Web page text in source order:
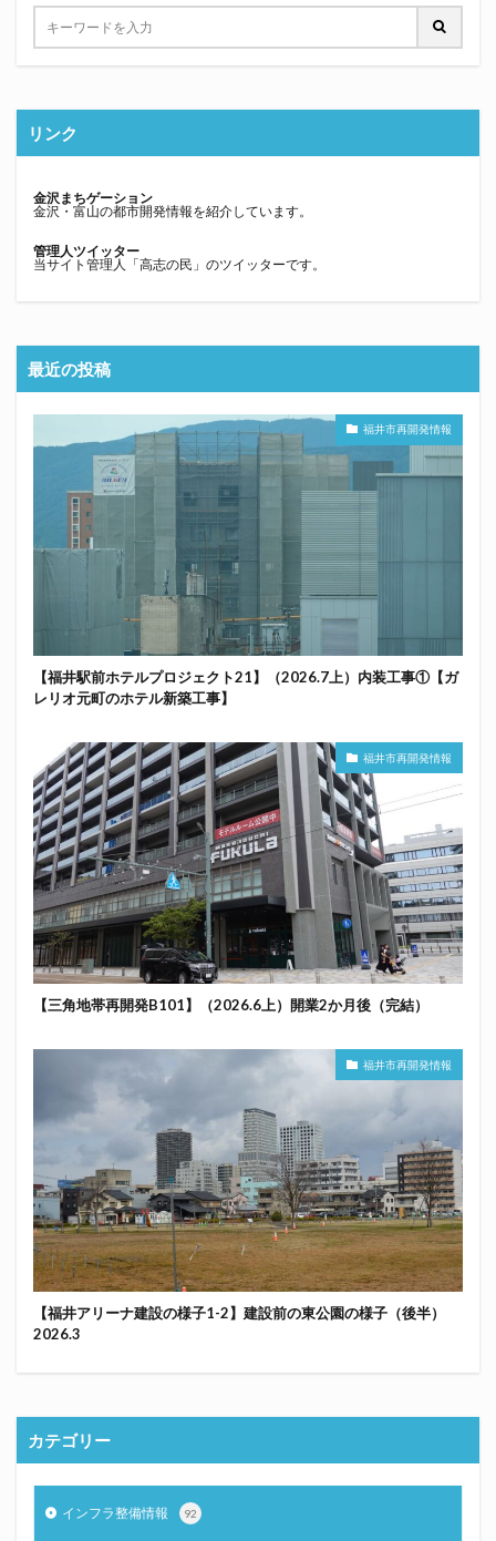
リンク
金沢まちゲーション
金沢・富山の都市開発情報を紹介しています。
管理人ツイッター
当サイト管理人「高志の民」のツイッターです。
最近の投稿
福井市再開発情報
【福井駅前ホテルプロジェクト21】（2026.7上）内装工事①【ガ
レリオ元町のホテル新築工事】
福井市再開発情報
【三角地帯再開発B101】（2026.6上）開業2か月後（完結）
福井市再開発情報
【福井アリーナ建設の様子1-2】建設前の東公園の様子（後半）
2026.3
カテゴリー
インフラ整備情報 92